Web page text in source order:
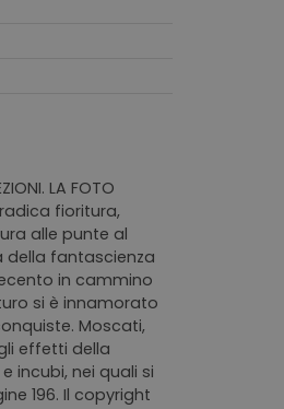
LA FOTO
fioritura,
alle punte al
della fantascienza
in cammino
si è innamorato
Moscati,
effetti della
incubi, nei quali si
196. Il copyright